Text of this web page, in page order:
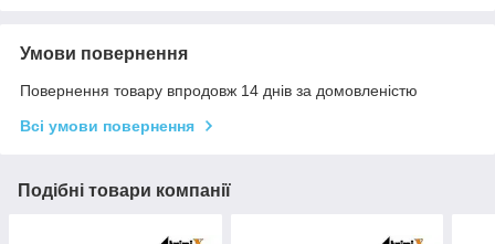
Умови повернення
Повернення товару впродовж 14 днів за домовленістю
Всі умови повернення
Подібні товари компанії